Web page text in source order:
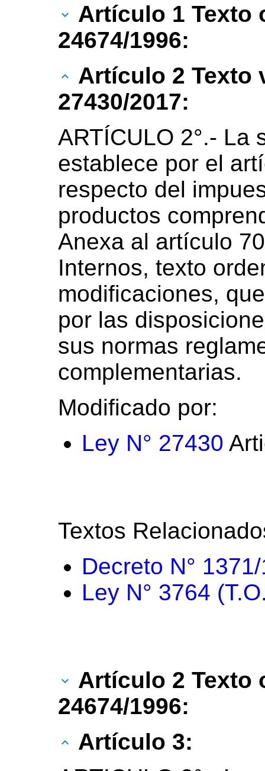
Artículo 1 Texto
24674/1996:
Artículo 2 Texto
27430/2017:
ARTÍCULO 2°.- La
establece por el
respecto del
productos
Anexa al artículo
Internos, texto
modificaciones,
por las
sus normas
complementarias.
Modificado por:
Ley N° 27430
Textos
Decreto N°
Ley N° 3764
Artículo 2 Texto
24674/1996:
Artículo 3: